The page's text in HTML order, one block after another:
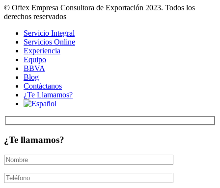
© Oftex Empresa Consultora de Exportación 2023. Todos los
derechos reservados
Servicio Integral
Servicios Online
Experiencia
Equipo
BBVA
Blog
Contáctanos
¿Te Llamamos?
¿Te llamamos?